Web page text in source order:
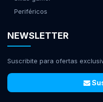
Periféricos
NEWSLETTER
Suscribite para ofertas